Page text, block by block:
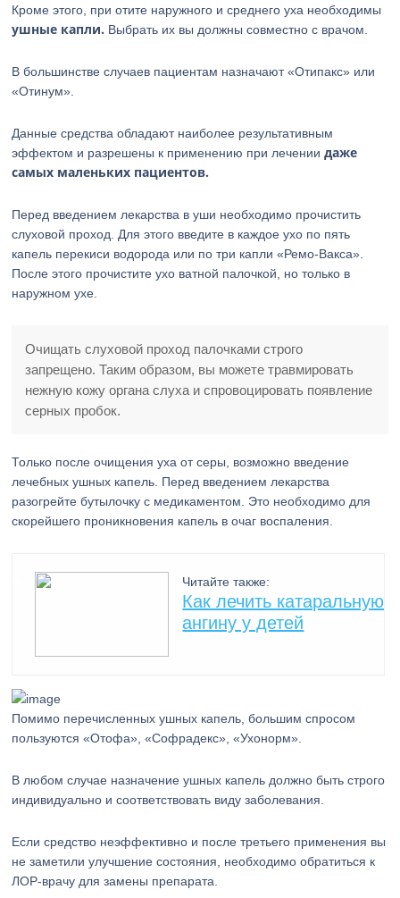
Кроме этого, при отите наружного и среднего уха необходимы
ушные капли. Выбрать их вы должны совместно с врачом.
В большинстве случаев пациентам назначают «Отипакс» или
«Отинум».
Данные средства обладают наиболее результативным
эффектом и разрешены к применению при лечениидаже
самых маленьких пациентов.
Перед введением лекарства в уши необходимо прочистить
слуховой проход. Для этого введите в каждое ухо по пять
капель перекиси водорода или по три капли «Ремо-Вакса».
После этого прочистите ухо ватной палочкой, но только в
наружном ухе.
Очищать слуховой проход палочками строго
запрещено. Таким образом, вы можете травмировать
нежную кожу органа слуха и спровоцировать появление
серных пробок.
Только после очищения уха от серы, возможно введение
лечебных ушных капель. Перед введением лекарства
разогрейте бутылочку с медикаментом. Это необходимо для
скорейшего проникновения капель в очаг воспаления.
Читайте также:
Как лечить катаральную
ангину у детей
Помимо перечисленных ушных капель, большим спросом
пользуются «Отофа», «Софрадекс», «Ухонорм».
В любом случае назначение ушных капель должно быть строго
индивидуально и соответствовать виду заболевания.
Если средство неэффективно и после третьего применения вы
не заметили улучшение состояния, необходимо обратиться к
ЛОР-врачу для замены препарата.